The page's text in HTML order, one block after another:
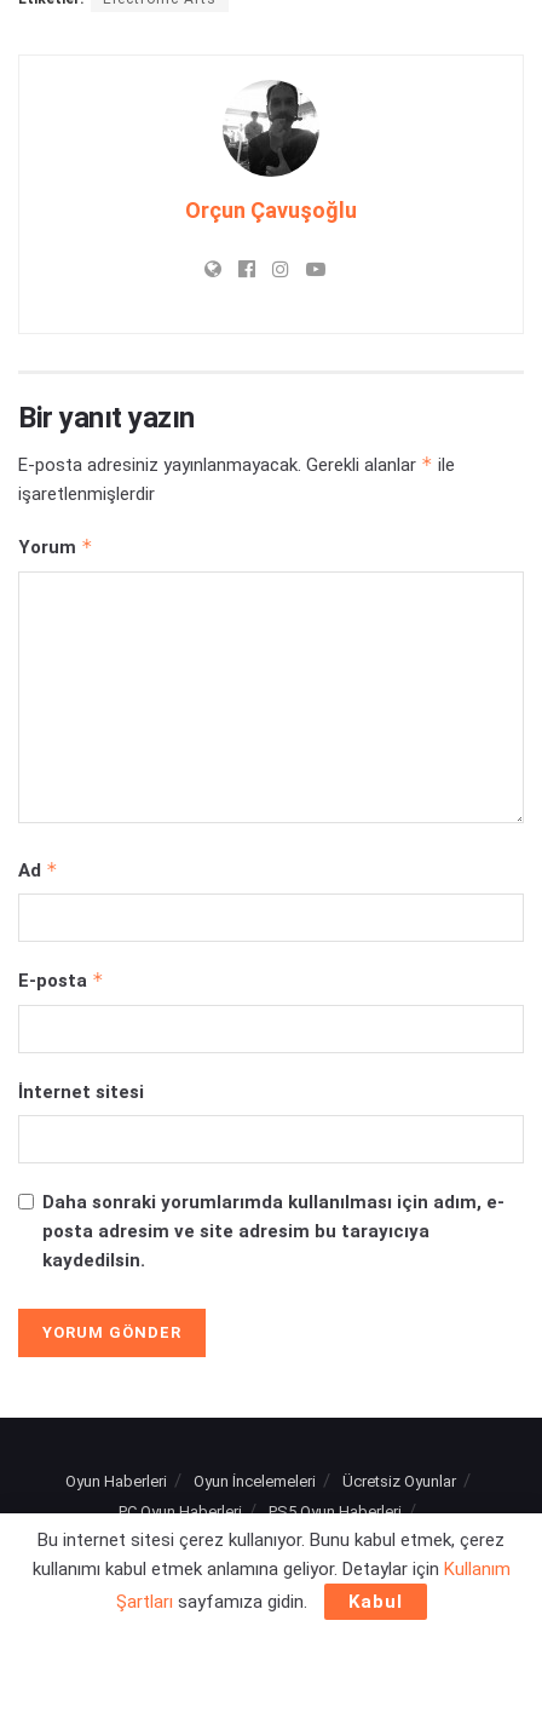
Orçun Çavuşoğlu
Bir yanıt yazın
E-posta adresiniz yayınlanmayacak. Gerekli alanlar * ile
işaretlenmişlerdir
Yorum *
Ad *
E-posta *
İnternet sitesi
Daha sonraki yorumlarımda kullanılması için adım, e-
posta adresim ve site adresim bu tarayıcıya
kaydedilsin.
Oyun Haberleri Oyun İncelemeleri
Ücretsiz Oyunlar
PC Oyun Haberleri
PS5 Oyun Haberleri
Xbox Series X Oyun Haberleri
PS4 Oyun Haberleri
Xbox One Oyun Haberleri
Bu internet sitesi çerez kullanıyor. Bunu kabul etmek, çerez
kullanımı kabul etmek anlamına geliyor. Detaylar için Kullanım
Şartları sayfamıza gidin. Kabul